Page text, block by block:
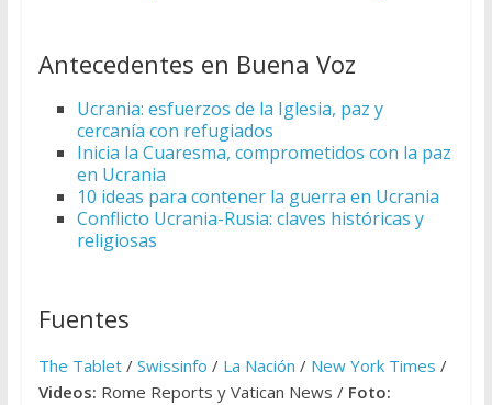
Antecedentes en Buena Voz
Ucrania: esfuerzos de la Iglesia, paz y
cercanía con refugiados
Inicia la Cuaresma, comprometidos con la paz
en Ucrania
10 ideas para contener la guerra en Ucrania
Conflicto Ucrania-Rusia: claves históricas y
religiosas
Fuentes
The Tablet/ Swissinfo / La Nación / New York Times /
Videos: Rome Reports y Vatican News / Foto: